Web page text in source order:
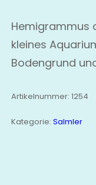
Hemigrammus
kleines
Bodengrund
Artikelnummer: 1254
Kategorie: Salmler